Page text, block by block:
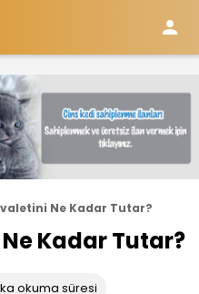

Ne Kadar Tutar?
Kadar Tutar?
okuma süresi